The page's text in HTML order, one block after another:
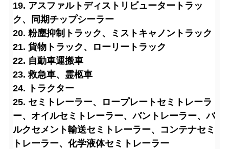
19. アスファルトディストリビュータートラッ
ク、同期チップシーラー
20. 粉塵抑制トラック、ミストキャノントラック
21. 貨物トラック、ローリートラック
22. 自動車運搬車
23. 救急車、霊柩車
24. トラクター
25. セミトレーラー、ロープレートセミトレーラ
ー、オイルセミトレーラー、バントレーラー、バ
ルクセメント輸送セミトレーラー、コンテナセミ
トレーラー、化学液体セミトレーラー